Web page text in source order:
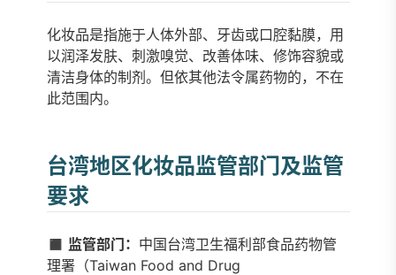
化妆品是指施于人体外部、牙齿或口腔黏膜，用
以润泽发肤、刺激嗅觉、改善体味、修饰容貌或
清洁身体的制剂。但依其他法令属药物的，不在
此范围内。
台湾地区化妆品监管部门及监管
要求
◼️ 监管部门： 中国台湾卫生福利部食品药物管
理署（Taiwan Food and Drug